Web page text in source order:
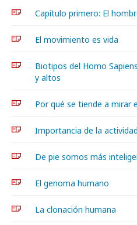
Capítulo primero: El
El movimiento es vida
Biotipos del Homo
y altos
Por qué se tiende a mirar
Importancia de la
De pie somos más
El genoma humano
La clonación humana